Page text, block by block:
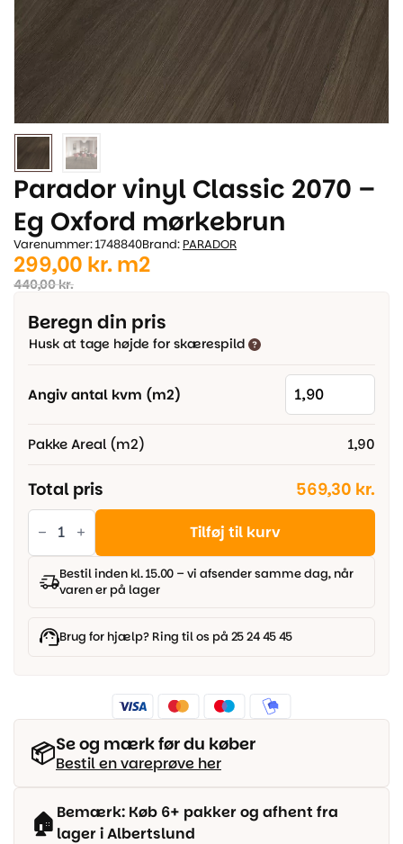
Parador vinyl Classic 2070 –
Eg Oxford mørkebrun
Varenummer: 1748840Brand: PARADOR
440,00kr.
Den
oprindelige
pris
var:
299,00 kr.
Den
aktuelle
pris
er:
m2
Beregn din pris
Husk at tage højde for skærespild
Angiv antal kvm (m2)
Pakke Areal (m2) 1,90
Total pris 569,30 kr.
Parador
vinyl
Classic
2070
Eg
Oxford
Tilføj til kurv
Bestil inden kl. 15.00 – vi afsender samme dag, når
varen er på lager
Brug for hjælp? Ring til os på 25 24 45 45
📦Se og mærk før du køber
Bestil en vareprøve her
🏠 Bemærk: Køb 6+ pakker og afhent fra
lager i Albertslund